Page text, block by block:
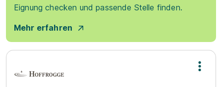
Eignung checken und passende Stelle finden.
Mehr erfahren